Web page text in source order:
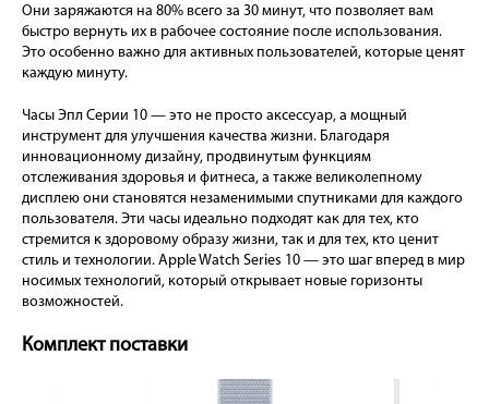
Они заряжаются на 80% всего за 30 минут, что позволяет вам
быстро вернуть их в рабочее состояние после использования.
Это особенно важно для активных пользователей, которые ценят
каждую минуту.
Часы Эпл Серии 10 — это не просто аксессуар, а мощный
инструмент для улучшения качества жизни. Благодаря
инновационному дизайну, продвинутым функциям
отслеживания здоровья и фитнеса, а также великолепному
дисплею они становятся незаменимыми спутниками для каждого
пользователя. Эти часы идеально подходят как для тех, кто
стремится к здоровому образу жизни, так и для тех, кто ценит
стиль и технологии. Apple Watch Series 10 — это шаг вперед в мир
носимых технологий, который открывает новые горизонты
возможностей.
Комплект поставки